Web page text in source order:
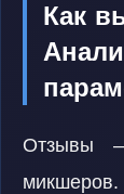
Как
Отзывы
микшеров.